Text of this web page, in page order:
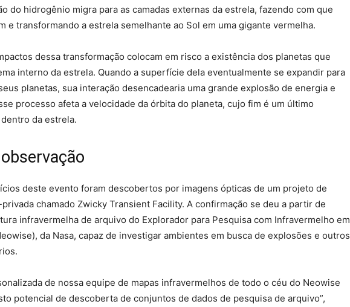
do hidrogênio migra para as camadas externas da estrela, fazendo com que
e transformando a estrela semelhante ao Sol em uma gigante vermelha.
dessa transformação colocam em risco a existência dos planetas que
interno da estrela. Quando a superfície dela eventualmente se expandir para
planetas, sua interação desencadearia uma grande explosão de energia e
processo afeta a velocidade da órbita do planeta, cujo fim é um último
da estrela.
deste evento foram descobertos por imagens ópticas de um projeto de
chamado Zwicky Transient Facility. A confirmação se deu a partir de
infravermelha de arquivo do Explorador para Pesquisa com Infravermelho em
da Nasa, capaz de investigar ambientes em busca de explosões e outros
de nossa equipe de mapas infravermelhos de todo o céu do Neowise
potencial de descoberta de conjuntos de dados de pesquisa de arquivo”,